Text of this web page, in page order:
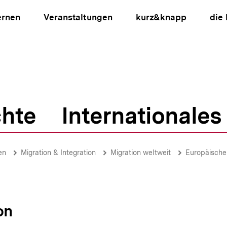
Veranstaltungen kurz&knapp die
Internationales
Migration & Integration Migration weltweit